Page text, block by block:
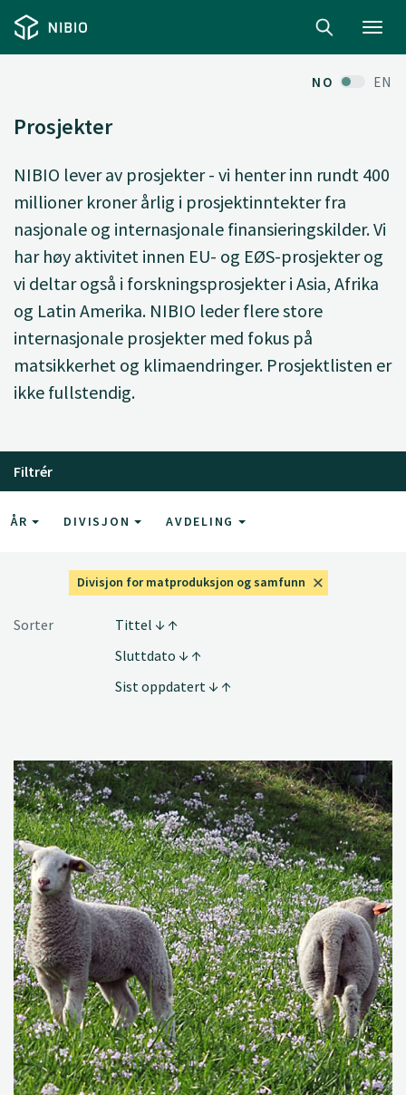
NO EN
Prosjekter
NIBIO lever av prosjekter - vi henter inn rundt 400
millioner kroner årlig i prosjektinntekter fra
nasjonale og internasjonale finansieringskilder. Vi
har høy aktivitet innen EU- og EØS-prosjekter og
vi deltar også i forskningsprosjekter i Asia, Afrika
og Latin Amerika. NIBIO leder flere store
internasjonale prosjekter med fokus på
matsikkerhet og klimaendringer. Prosjektlisten er
ikke fullstendig.
Filtrér
ÅR DIVISJON AVDELING
Divisjon for matproduksjon og samfunn
Sorter
Tittel
Sluttdato
Sist oppdatert